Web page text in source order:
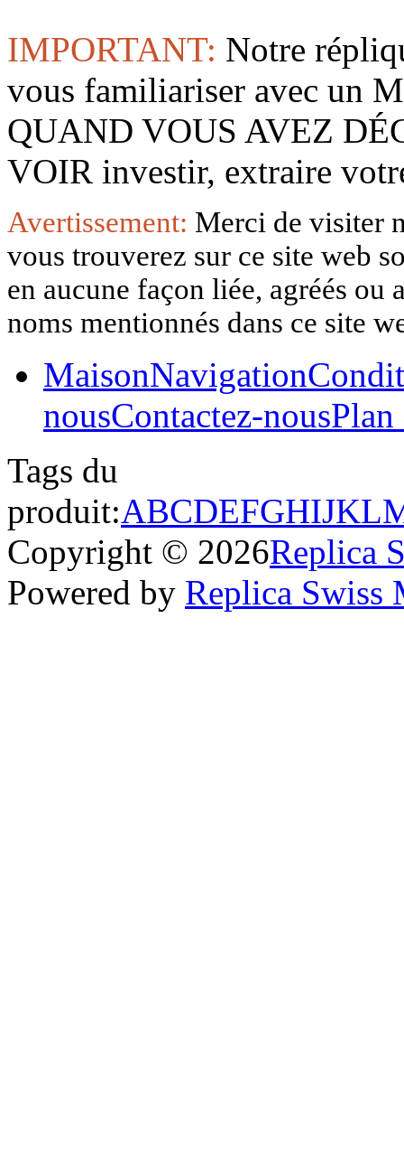
IMPORTANT: Notre
vous familiariser avec un
QUAND VOUS AVEZ
VOIR investir, extraire
Avertissement: Merci de visiter
vous trouverez sur ce site web
en aucune façon liée, agréés
noms mentionnés dans ce site
MaisonNavigation
nousContactez-nousPlan
Tags du
produit:ABCDEFGHIJKL
Copyright © 2026Replica
Powered by Replica Swiss